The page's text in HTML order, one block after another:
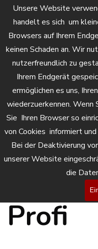
Unsere Website
handelt es sich um
Browsers auf Ihrem
keinen Schaden an. Wir
nutzerfreundlich zu
Ihrem Endgerät
ermöglichen es uns,
wiederzuerkennen. Wenn
Sie Ihren Browser so
von Cookies informiert
Bei der Deaktivierung
unserer Website
die
Direkt zum Seiteninhalt
Menü
n in
Profi